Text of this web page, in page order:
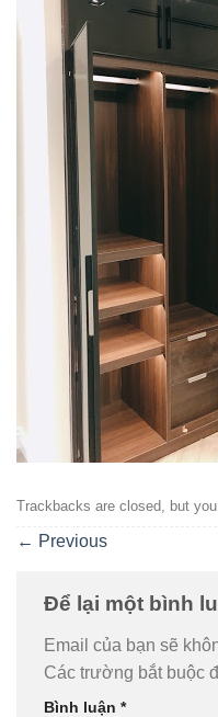
Trackbacks are closed, but
← Previous
Để lại một bình
Email của bạn sẽ
Các trường bắt buộc
Bình luận *